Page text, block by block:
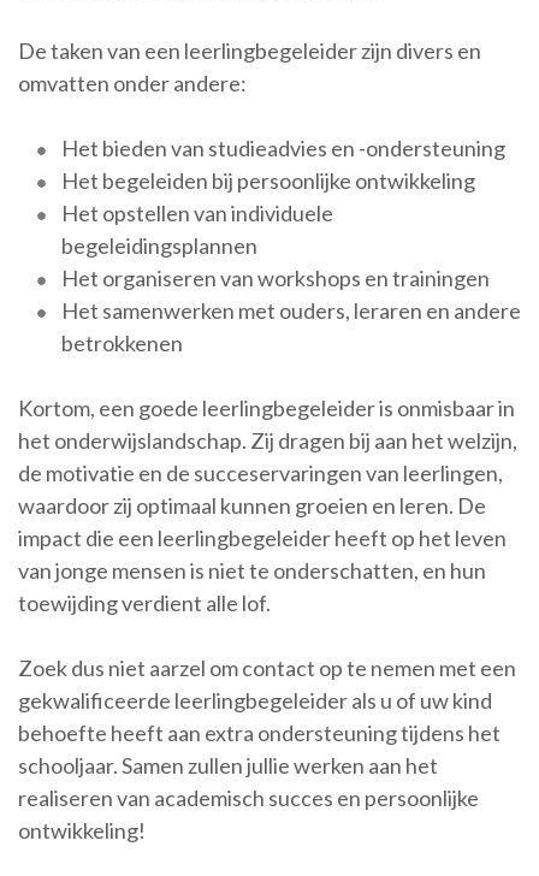
De taken van een leerlingbegeleider zijn divers en
omvatten onder andere:
Het bieden van studieadvies en -ondersteuning
Het begeleiden bij persoonlijke ontwikkeling
Het opstellen van individuele
begeleidingsplannen
Het organiseren van workshops en trainingen
Het samenwerken met ouders, leraren en andere
betrokkenen
Kortom, een goede leerlingbegeleider is onmisbaar in
het onderwijslandschap. Zij dragen bij aan het welzijn,
de motivatie en de succeservaringen van leerlingen,
waardoor zij optimaal kunnen groeien en leren. De
impact die een leerlingbegeleider heeft op het leven
van jonge mensen is niet te onderschatten, en hun
toewijding verdient alle lof.
Zoek dus niet aarzel om contact op te nemen met een
gekwalificeerde leerlingbegeleider als u of uw kind
behoefte heeft aan extra ondersteuning tijdens het
schooljaar. Samen zullen jullie werken aan het
realiseren van academisch succes en persoonlijke
ontwikkeling!